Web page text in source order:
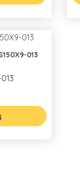
013